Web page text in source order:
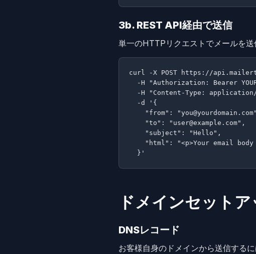
3b. REST API経由で送信
単一のHTTPリクエストでメールを送
curl -X POST https://
-H "Authorization: Bearer
-H "Content-Type:
  -d '{
"from":
    "to": "user@example.com",
    "subject": "Hello",
"html": "<p>Your email body
  }'
ドメインセット
DNSレコード
お客様自身のドメインから送信する